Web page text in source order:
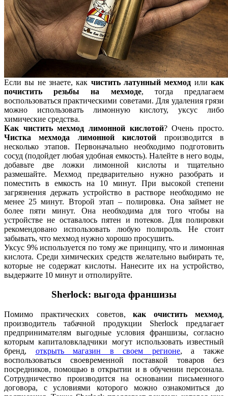
Если вы не знаете, как чистить латунный мехмод иликак
почистить резьбы на мехмоде, тогда предлагаем
воспользоваться практическими советами. Для удаления грязи
можно использовать лимонную кислоту, уксус либо
химические средства.
Как чистить мехмод лимонной кислотой? Очень просто.
Чистка мехмода лимонной кислотой производится в
несколько этапов. Первоначально необходимо подготовить
сосуд (подойдет любая удобная емкость). Налейте в него воды,
добавьте две ложки лимонной кислоты и тщательно
размешайте. Мехмод предварительно нужно разобрать и
поместить в емкость на 10 минут. При высокой степени
загрязнения держать устройство в растворе необходимо не
менее 25 минут. Второй этап – полировка. Она займет не
более пяти минут. Она необходима для того чтобы на
устройстве не оставалось пятен и потеков. Для полировки
рекомендовано использовать любую полироль. Не стоит
забывать, что мехмод нужно хорошо просушить.
Уксус 9% используется по тому же принципу, что и лимонная
кислота. Среди химических средств желательно выбирать те,
которые не содержат кислоты. Нанесите их на устройство,
выдержите 10 минут и отполируйте.
Sherlock: выгода франшизы
Помимо практических советов,как очистить мехмод,
производитель табачной продукции Sherlock предлагает
предпринимателям выгодные условия франшизы, согласно
которым капиталовкладчики могут использовать известный
бренд, открыть магазин в своем регионе, а также
воспользоваться своевременной поставкой товаров без
посредников, помощью в открытии и в обучении персонала.
Сотрудничество производится на основании письменного
договора, с условиями которого можно ознакомиться до